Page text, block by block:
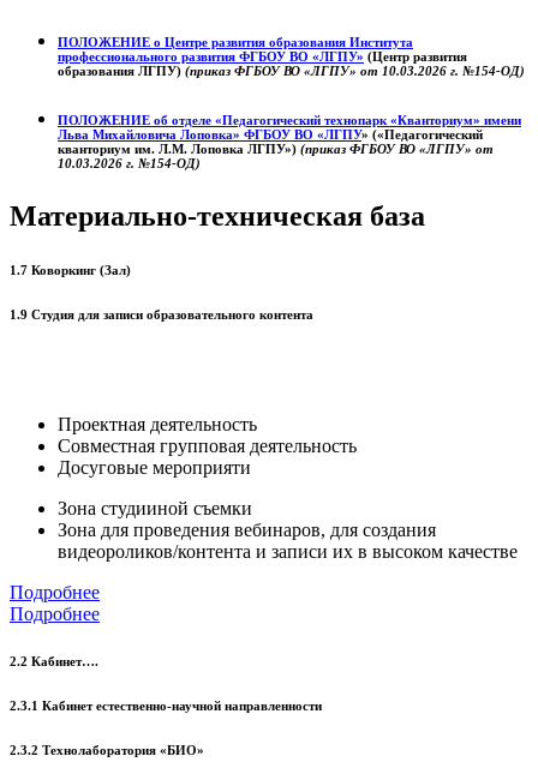
ПОЛОЖЕНИЕ о Центре развития образования Института
профессионального развития ФГБОУ ВО «ЛГПУ» (Центр развития
образования ЛГПУ) (приказ ФГБОУ ВО «ЛГПУ» от 10.03.2026 г. №154-ОД)
ПОЛОЖЕНИЕ об отделе «Педагогический технопарк «Кванториум» имени
Льва Михайловича Лоповка» ФГБОУ ВО «ЛГПУ» («Педагогический
кванториум им. Л.М. Лоповка ЛГПУ») (приказ ФГБОУ ВО «ЛГПУ» от
10.03.2026 г. №154-ОД)
Материально-техническая база
1.7 Коворкинг (Зал)
1.9 Студия для записи образовательного контента
Проектная деятельность
Совместная групповая деятельность
Досуговые мероприяти
Зона студииной съемки
Зона для проведения вебинаров, для создания
видеороликов/контента и записи их в высоком качестве
Подробнее
Подробнее
2.2 Кабинет….
2.3.1 Кабинет естественно-научной направленности
2.3.2 Технолаборатория «БИО»